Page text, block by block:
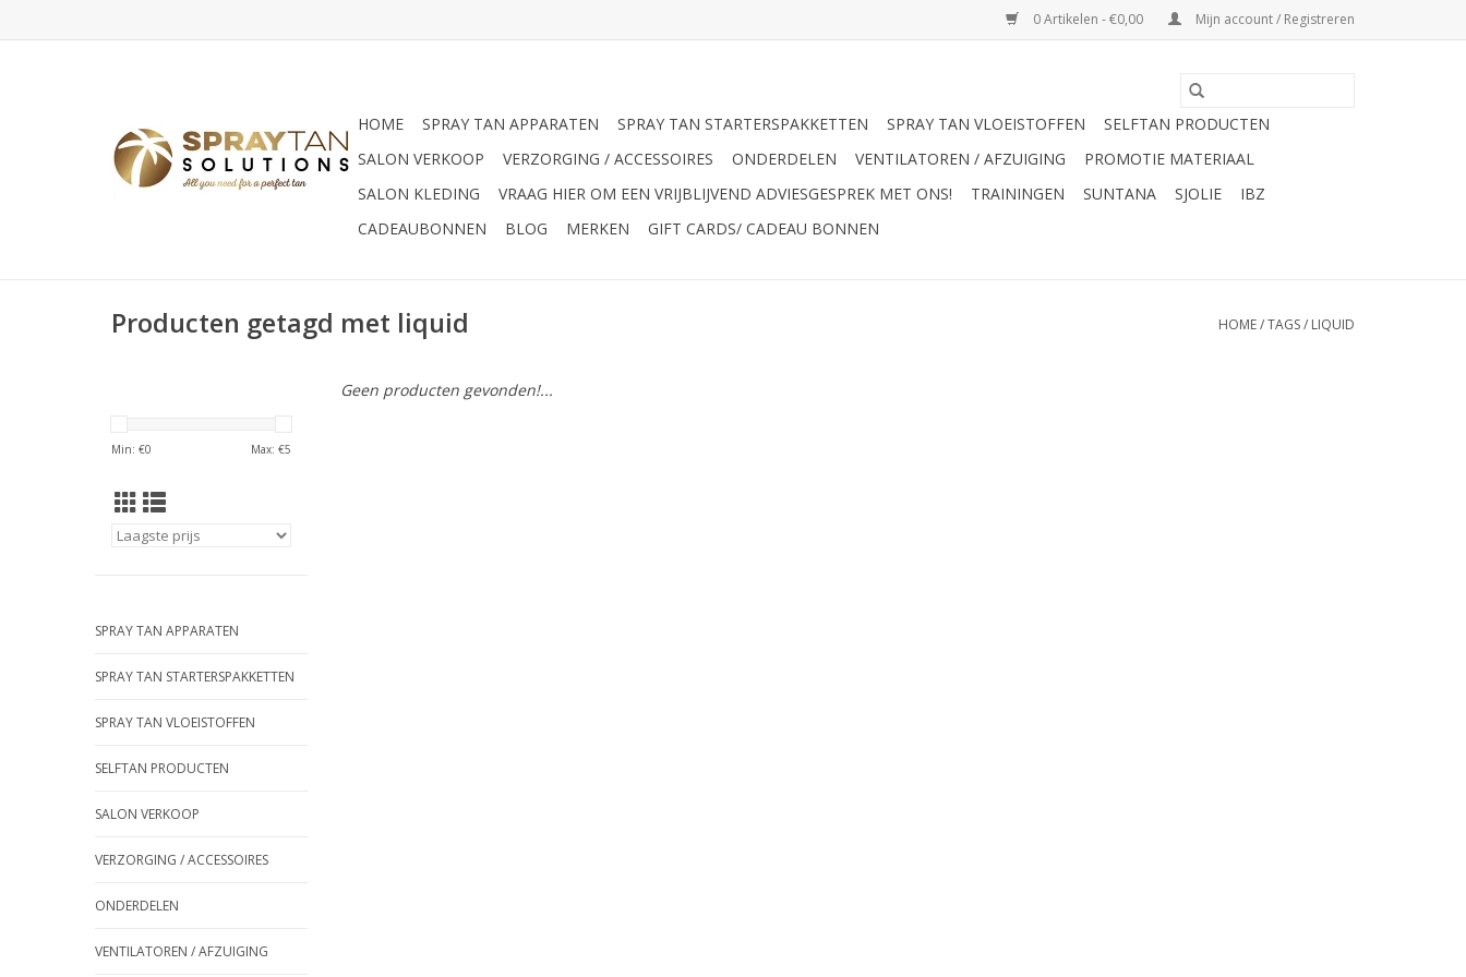
0 Artikelen - €0,00 Mijn account / Registreren
HOME SPRAY TAN APPARATEN SPRAY TAN STARTERSPAKKETTEN SPRAY TAN VLOEISTOFFEN
SELFTAN PRODUCTEN
SALON VERKOOP
VERZORGING / ACCESSOIRES ONDERDELEN VENTILATOREN / AFZUIGING
PROMOTIE MATERIAAL
SALON KLEDING
VRAAG HIER OM EEN VRIJBLIJVEND ADVIESGESPREK MET ONS! TRAININGEN SUNTANA SJOLIE
IBZ
CADEAUBONNEN
BLOG MERKEN GIFT CARDS/ CADEAU BONNEN
Producten getagd met liquid HOME/TAGS/ LIQUID
Min: €0 Max: €5
SPRAY TAN APPARATEN
SPRAY TAN STARTERSPAKKETTEN
SPRAY TAN VLOEISTOFFEN
SELFTAN PRODUCTEN
SALON VERKOOP
VERZORGING / ACCESSOIRES
ONDERDELEN
VENTILATOREN / AFZUIGING
Geen producten gevonden!...